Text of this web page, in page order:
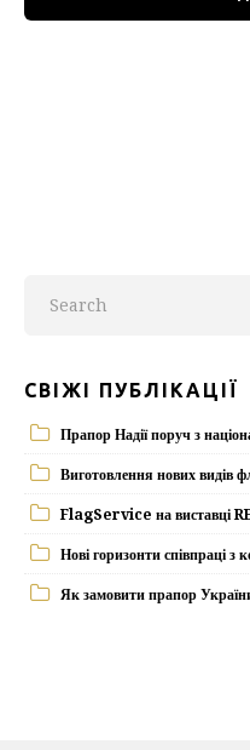
СВІЖІ ПУБЛІКАЦІЇ
Прапор Надії поруч з
Виготовлення нових видів
FlagService на виставці
Нові горизонти співпраці
Як замовити прапор